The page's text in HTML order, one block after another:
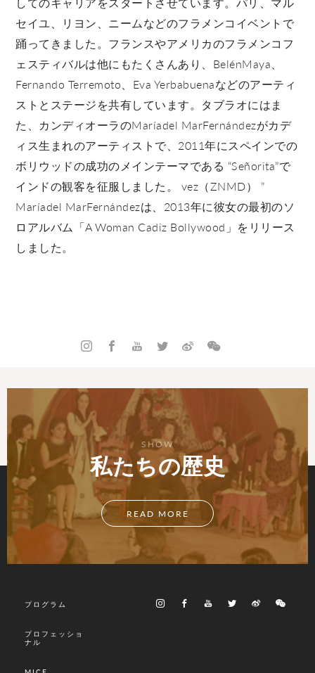
セイユ、リヨン、ニームなどのフラメンコイベントで
踊ってきました。フランスやアメリカのフラメンコフ
ェスティバルは他にもたくさんあり、BelénMaya、
Fernando Terremoto、Eva Yerbabuenaなどのアーティ
ストとステージを共有しています。タブラオにはま
た、カンディオーラのMaríadel MarFernándezがカデ
ィス生まれのアーティストで、2011年にスペインでの
ボリウッドの成功のメインテーマである “Señorita”で
インドの観客を征服しました。 vez（ZNMD） ”
Maríadel MarFernándezは、2013年に彼女の最初のソ
ロアルバム「A Woman Cadiz Bollywood」をリリース
しました。
SHOW
私たちの歴史
READ MORE
プログラム
プロフェッショ
ナル